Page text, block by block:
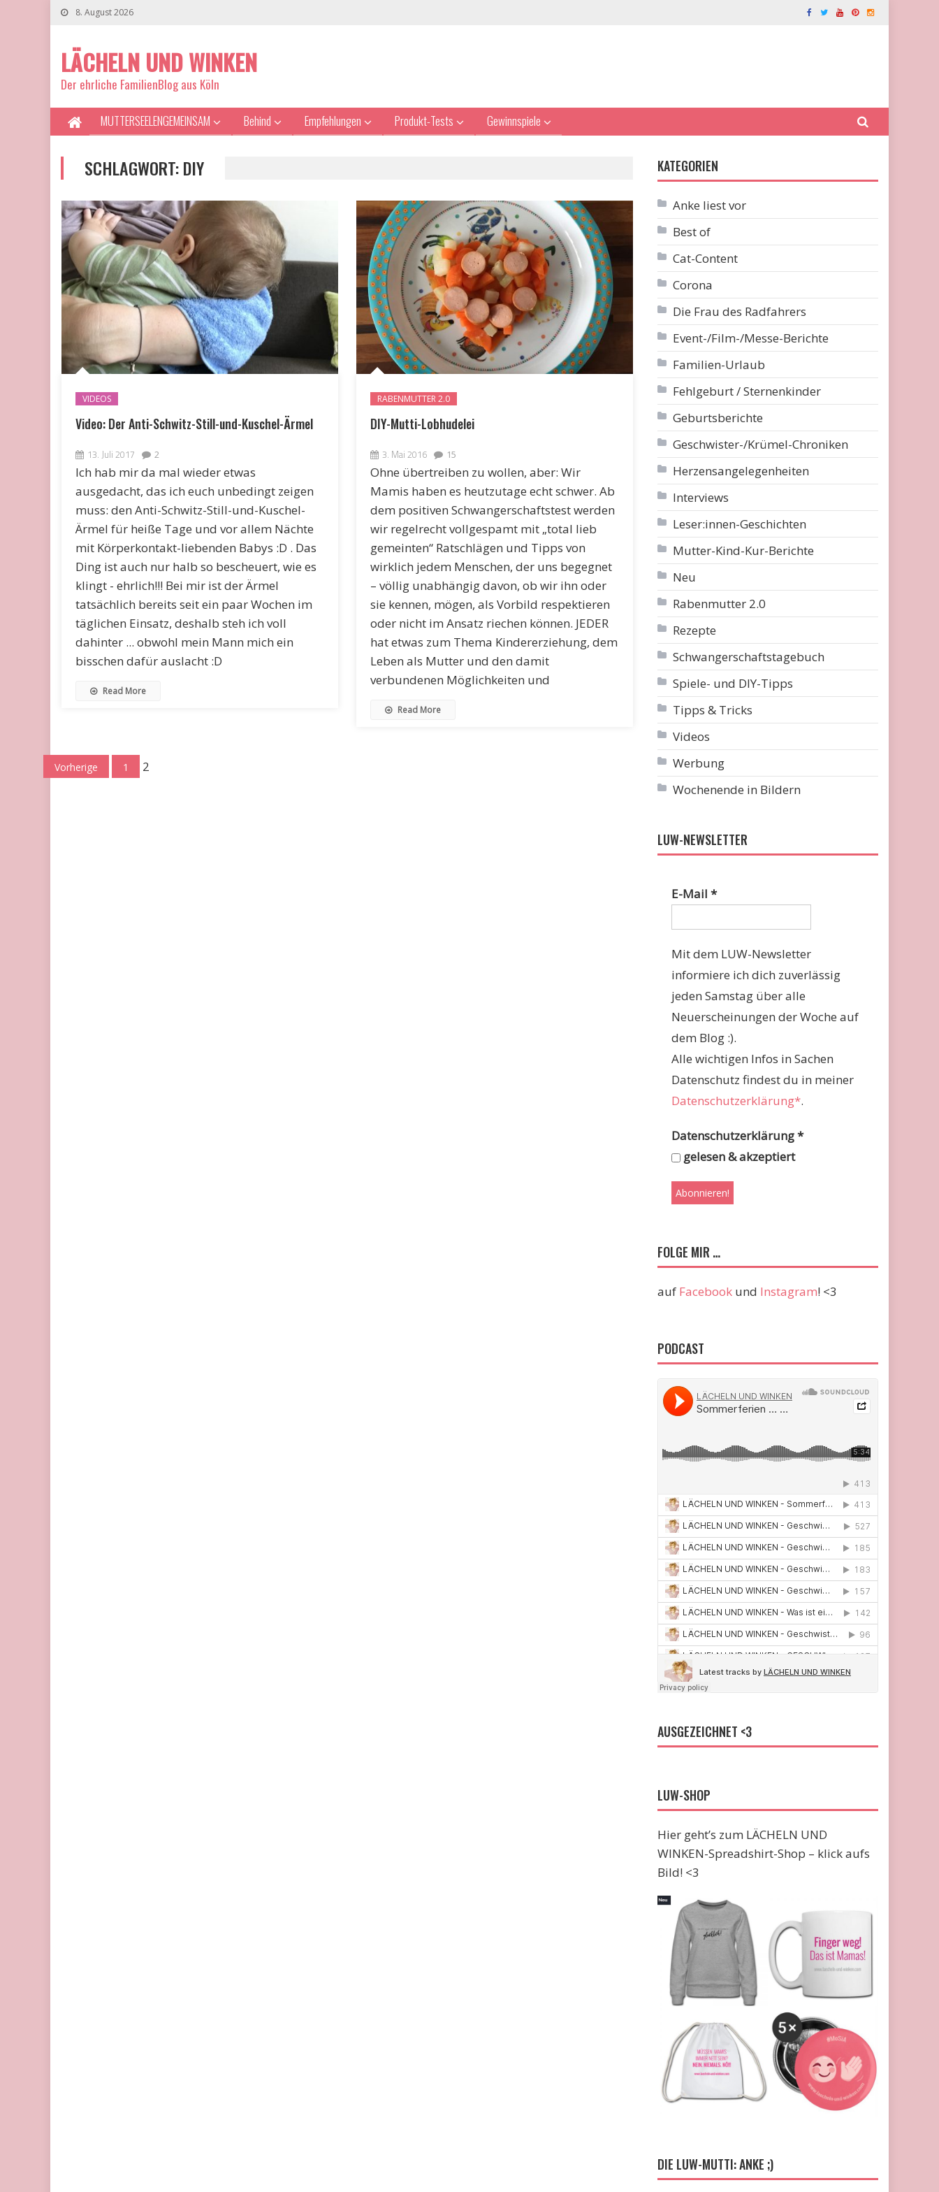
8. August 2026
LÄCHELN UND WINKEN
Der ehrliche FamilienBlog aus Köln
MUTTERSEELENGEMEINSAM Behind Empfehlungen Produkt-Tests Gewinnspiele
SCHLAGWORT:DIY
VIDEOS
Video: Der Anti-Schwitz-Still-und-Kuschel-Ärmel
13. Juli 2017 2
Ich hab mir da mal wieder etwas
ausgedacht, das ich euch unbedingt zeigen
muss: den Anti-Schwitz-Still-und-Kuschel-
Ärmel für heiße Tage und vor allem Nächte
mit Körperkontakt-liebenden Babys :D . Das
Ding ist auch nur halb so bescheuert, wie es
klingt - ehrlich!!! Bei mir ist der Ärmel
tatsächlich bereits seit ein paar Wochen im
täglichen Einsatz, deshalb steh ich voll
dahinter ... obwohl mein Mann mich ein
bisschen dafür auslacht :D
Read More
RABENMUTTER 2.0
DIY-Mutti-Lobhudelei
3. Mai 2016 15
Ohne übertreiben zu wollen, aber: Wir
Mamis haben es heutzutage echt schwer. Ab
dem positiven Schwangerschaftstest werden
wir regelrecht vollgespamt mit „total lieb
gemeinten“ Ratschlägen und Tipps von
wirklich jedem Menschen, der uns begegnet
– völlig unabhängig davon, ob wir ihn oder
sie kennen, mögen, als Vorbild respektieren
oder nicht im Ansatz riechen können. JEDER
hat etwas zum Thema Kindererziehung, dem
Leben als Mutter und den damit
verbundenen Möglichkeiten und
Read More
Seitennummerierung
Vorherige 1 2
KATEGORIEN
Anke liest vor
Best of
Cat-Content
Corona
Die Frau des Radfahrers
Event-/Film-/Messe-Berichte
Familien-Urlaub
Fehlgeburt / Sternenkinder
Geburtsberichte
Geschwister-/Krümel-Chroniken
Herzensangelegenheiten
Interviews
Leser:innen-Geschichten
Mutter-Kind-Kur-Berichte
Neu
Rabenmutter 2.0
Rezepte
Schwangerschaftstagebuch
Spiele- und DIY-Tipps
Tipps & Tricks
Videos
Werbung
Wochenende in Bildern
LUW-NEWSLETTER
E-Mail*
Mit dem LUW-Newsletter
informiere ich dich zuverlässig
jeden Samstag über alle
Neuerscheinungen der Woche auf
dem Blog :).
Alle wichtigen Infos in Sachen
Datenschutz findest du in meiner
Datenschutzerklärung*.
Datenschutzerklärung*
gelesen & akzeptiert
FOLGE MIR …
auf Facebook und Instagram! <3
PODCAST
AUSGEZEICHNET <3
LUW-SHOP
Hier geht’s zum LÄCHELN UND
WINKEN-Spreadshirt-Shop – klick aufs
Bild! <3
DIE LUW-MUTTI: ANKE ;)